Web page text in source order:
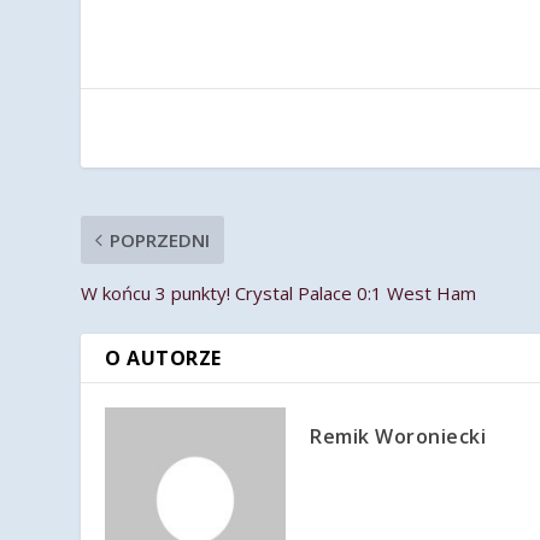
POPRZEDNI
W końcu 3 punkty! Crystal Palace 0:1 West Ham
O AUTORZE
Remik Woroniecki